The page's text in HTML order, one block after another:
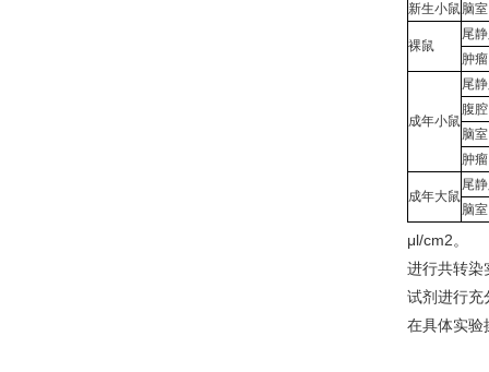
新生小鼠脑
裸鼠
尾
肿
成年小鼠
尾
腹
脑
肿
成年大鼠
尾
脑
μl/cm2。
进行共转染
试剂进行充
在具体实验